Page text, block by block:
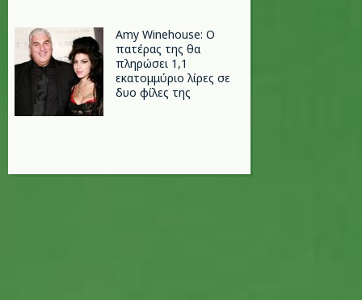
Amy Winehouse: Ο
πατέρας της θα
πληρώσει 1,1
εκατομμύριο λίρες σε
δυο φίλες της